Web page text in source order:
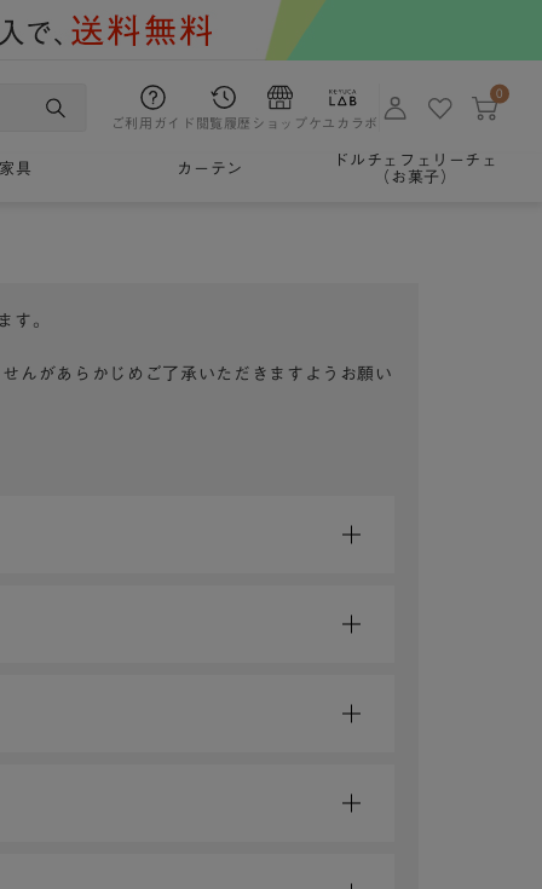
ご利用ガイド 閲覧履歴 ショップケユカラボ
0
家具 カーテン
ドルチェフェリーチェ
（お菓子）
す。
んがあらかじめご了承いただきますようお願い